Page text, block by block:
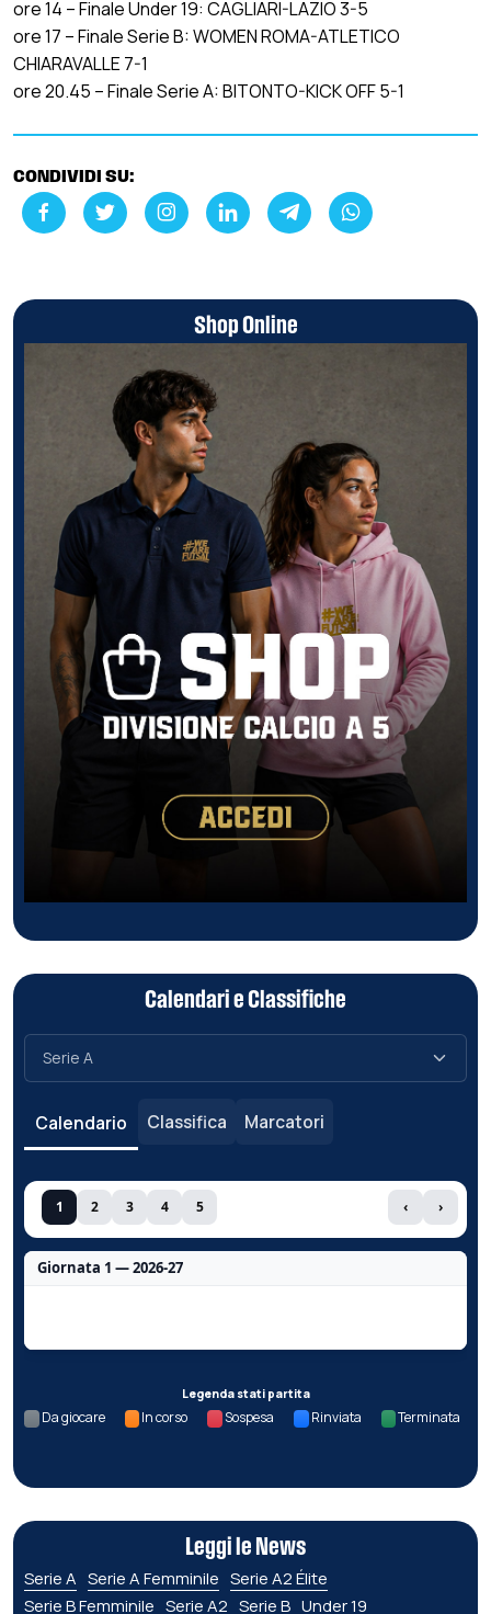
ore 14 – Finale Under 19: CAGLIARI-LAZIO 3-5
ore 17 – Finale Serie B: WOMEN ROMA-ATLETICO
CHIARAVALLE 7-1
ore 20.45 – Finale Serie A: BITONTO-KICK OFF 5-1
CONDIVIDI SU:
Shop Online
Calendari e Classifiche
Calendario Classifica Marcatori
1 2 3 4 5 ‹ ›
Giornata 1 — 2026-27
Legenda stati partita
Da giocare In corso Sospesa Rinviata Terminata
Leggi le News
Serie A Serie A Femminile Serie A2 Élite
Serie B Femminile Serie A2 Serie B Under 19